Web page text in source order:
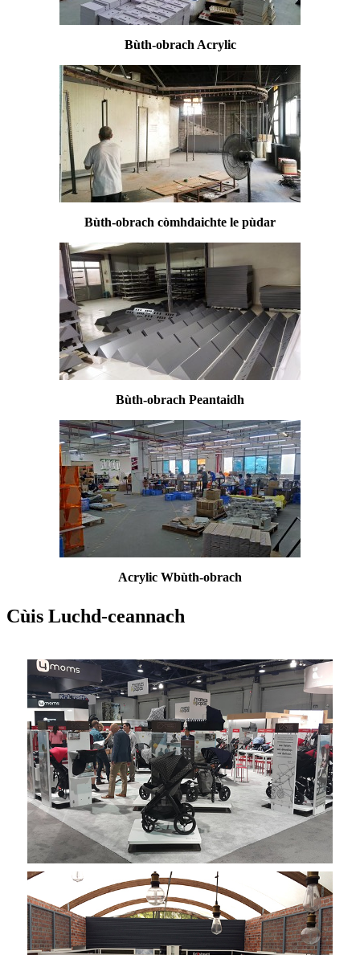
Bùth-obrach Acrylic
Bùth-obrach còmhdaichte le pùdar
Bùth-obrach Peantaidh
Acrylic Wbùth-obrach
Cùis Luchd-ceannach